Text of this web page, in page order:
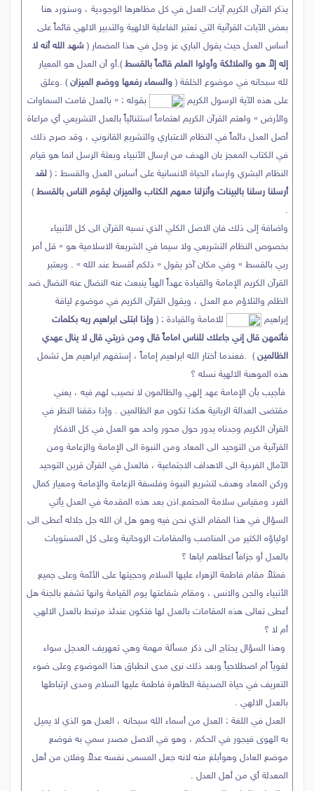
يذكر القرآن الكريم آيات العدل في كل مظاهرها الوجودية ، وسنورد هنا
بعض الآيات القرآنية التي تعتبر الفاعلية الالهية والتدبير الالهي قائماً على
أساس العدل حيث يقول الباري عز وجل في هذا المضمار ( شهد الله أنه لا
إله إلاّ هو والملائكة وأولوا العلم قائماً بالقسط).أو أن العدل هو المعيار
لله سبحانه في موضوع الخلقة ( والسماء رفعها ووضع الميزان) .وعلق
على هذه الآية الرسول الكريم
بقوله : « بالعدل قامت السماوات
والأرض » واهتم القرآن الكريم اهتماماً استثنائياً بالعدل التشريعي أي مراعاة
أصل العدل دائماً في النظام الاعتباري والتشريع القانوني ، وقد صرح ذلك
في الكتاب المعجز بان الهدف من ارسال الأنبياء وبعثة الرسل انما هو قيام
النظام البشري وارساء الحياة الانسانية على أساس العدل والقسط : ( لقد
أرسلنا رسلنا بالبينات وأنزلنا معهم الكتاب والميزان ليقوم الناس بالقسط)
.
واضافة إلى ذلك فان الاصل الكلي الذي نسبه القرآن الى كل الأنبياء
بخصوص النظام التشريعي ولا سيما في الشريعة الاسلامية هو « قل أمر
ربي بالقسط » وفي مكان آخر يقول « ذلكم أقسط عند الله » . ويعتبر
القرآن الكريم الإمامة والقيادة عهداً الهياً ينبعث عنه النضال عنه النضال ضد
الظلم والتلاؤم مع العدل ، ويقول القرآن الكريم في موضوع لياقة
إبراهيم
للامامة والقيادة : ( وإذا ابتلى ابراهيم ربه بكلمات
فأتمهن قال إني جاعلك للناس اماماً قال ومن ذريتي قال لا ينال عهدي
الظالمين) .فعندما أختار الله ابراهيم إماماً ، إستفهم ابراهيم هل تشمل
هذه الموهبة الالهية نسله ؟
فأجيب بأن الإمامة عهد إلهي والظالمون لا نصيب لهم فيه ، يعني
مقتضى العدالة الربانية هكذا تكون مع الظالمين . وإذا دققنا النظر في
القرآن الكريم وجدناه يدور حول محور واحد هو العدل في كل الافكار
القرآنية من التوحيد الى المعاد ومن النبوة الى الإمامة والزعامة ومن
الآمال الفردية الى الاهداف الاجتماعية ، فالعدل في القرآن قرين التوحيد
وركن المعاد وهدف لتشريع النبوة وفلسفة الزعامة والإمامة ومعيار كمال
الفرد ومقياس سلامة المجتمع.اذن بعد هذه المقدمة في العدل يأتي
السؤال في هذا المقام الذي نحن فيه وهو هل ان الله جل جلاله أعطى الى
اولياؤه الكثير من المناصب والمقامات الروحانية وعلى كل المستويات
بالعدل أو جزافاً اعطاهم اياها ؟
فمثلاً مقام فاطمة الزهراء عليها السلام وحجيتها على الأئمة وعلى جميع
الأنبياء والجن والانس ، ومقام شفاعتها يوم القيامة وانها تشفع بالجنة هل
أعطى تعالى هذه المقامات بالعدل لها فتكون عندئذ مرتبط بالعدل الالهي
أم لا ؟
وهذا السؤال يحتاج الى ذكر مسألة مهمة وهي تعهريف العدجل سواء
لغوياً أم اصطلاحياً وبعد ذلك نرى مدى انطباق هذا الموضوع وعلى ضوء
التعريف في حياة الصديقة الطاهرة فاطمة عليها السلام ومدى ارتباطها
بالعدل الالهي .
العدل في اللغة : العدل من أسماء الله سبحانه ، العدل هو الذي لا يميل
به الهوى فيجور في الحكم ، وهو في الاصل مصدر سمي به فوضع
موضع العادل وهوأبلغ منه لانه جعل المسمى نفسه عدلاً وفلان من أهل
المعدلة أي من أهل العدل .